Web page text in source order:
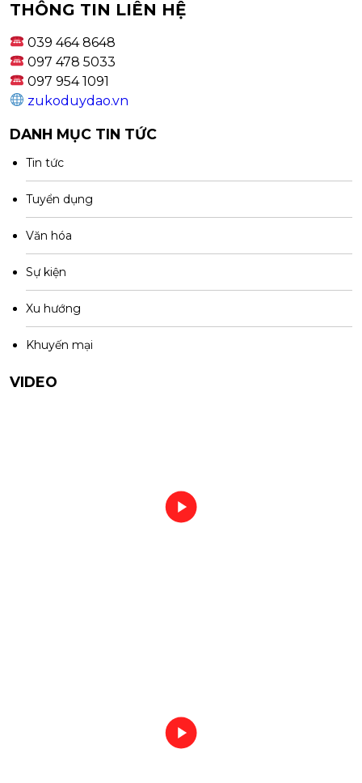
THÔNG TIN LIÊN HỆ
039 464 8648
097 478 5033
097 954 1091
zukoduydao.vn
DANH MỤC TIN TỨC
Tin tức
Tuyển dụng
Văn hóa
Sự kiện
Xu hướng
Khuyến mại
VIDEO